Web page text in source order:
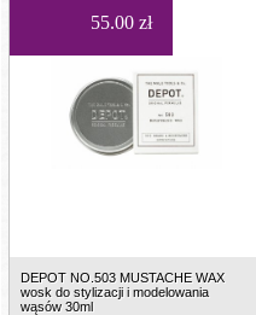
55.00 zł
DEPOT NO.503 MUSTACHE WAX
wosk do stylizacji i modelowania
wąsów 30ml